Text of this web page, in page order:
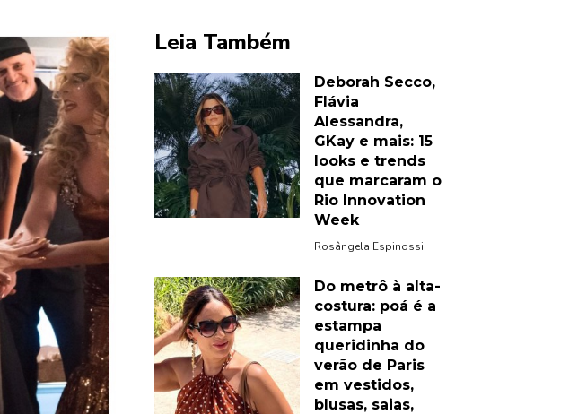
Leia Também
Deborah Secco,
Flávia
Alessandra,
GKay e mais: 15
looks e trends
que marcaram o
Rio Innovation
Week
Rosângela Espinossi
Do metrô à alta-
costura: poá é a
estampa
queridinha do
verão de Paris
em vestidos,
blusas, saias,